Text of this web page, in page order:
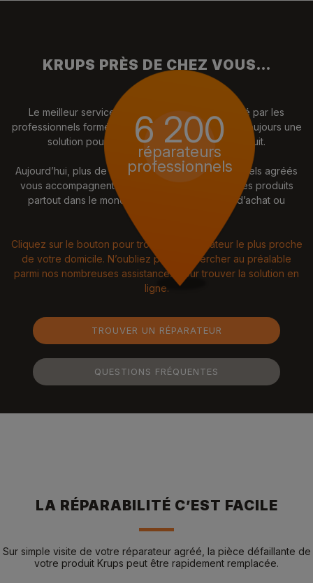
KRUPS PRÈS DE CHEZ VOUS...
Le meilleur service pour vos produits est assuré par les
professionnels formés par Krups, qui chercheront toujours une
solution pour prolonger l’utilisation d’un produit.
Aujourd’hui, plus de 6200 réparateurs professionnels agréés
vous accompagnent pour garantir la durabilité des produits
partout dans le monde, quel que soit le pays d’achat ou
Cliquez sur le bouton pour trouver le réparateur le plus proche
de votre domicile. N’oubliez pas de chercher au préalable
parmi nos nombreuses assistances pour trouver la solution en
ligne.
TROUVER UN RÉPARATEUR
QUESTIONS FRÉQUENTES
6 200
réparateurs
professionnels
LA RÉPARABILITÉ C’EST FACILE
Sur simple visite de votre réparateur agréé, la pièce défaillante de
votre produit Krups peut être rapidement remplacée.